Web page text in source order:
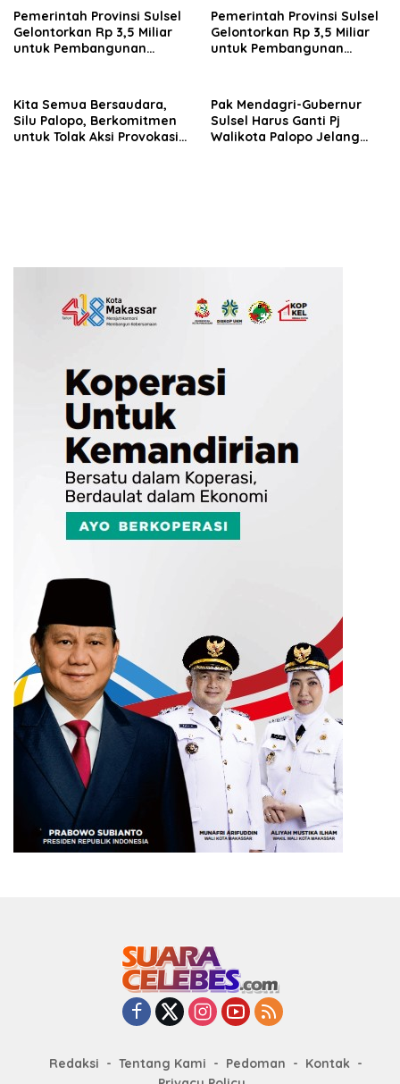
Pemerintah Provinsi Sulsel
Gelontorkan Rp 3,5 Miliar
untuk Pembangunan
Pemerintah Provinsi Sulsel
Gelontorkan Rp 3,5 Miliar
untuk Pembangunan
Kita Semua Bersaudara,
Silu Palopo, Berkomitmen
untuk Tolak Aksi Provokasi
Pak Mendagri-Gubernur
Sulsel Harus Ganti Pj
Walikota Palopo Jelang
Redaksi Tentang Kami Pedoman
Kontak